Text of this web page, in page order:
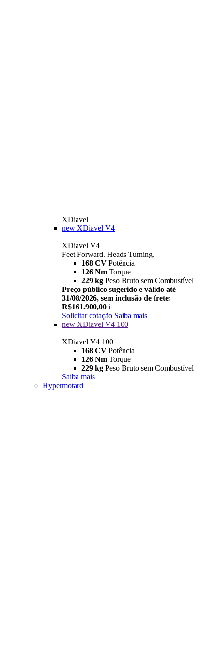
XDiavel
new XDiavel V4
XDiavel V4
Feet Forward. Heads Turning.
168 CV Potência
126 Nm Torque
229 kg Peso Bruto sem Combustível
Preço público sugerido e válido até
31/08/2026, sem inclusão de frete:
R$161.900,00 i
Solicitar cotação Saiba mais
new XDiavel V4 100
XDiavel V4 100
168 CV Potência
126 Nm Torque
229 kg Peso Bruto sem Combustível
Saiba mais
Hypermotard